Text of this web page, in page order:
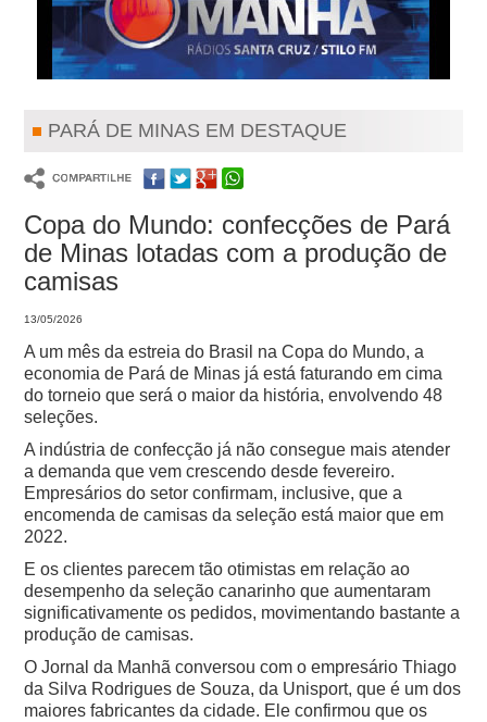
PARÁ DE MINAS EM DESTAQUE
Copa do Mundo: confecções de Pará
de Minas lotadas com a produção de
camisas
13/05/2026
A um mês da estreia do Brasil na Copa do Mundo, a
economia de Pará de Minas já está faturando em cima
do torneio que será o maior da história, envolvendo 48
seleções.
A indústria de confecção já não consegue mais atender
a demanda que vem crescendo desde fevereiro.
Empresários do setor confirmam, inclusive, que a
encomenda de camisas da seleção está maior que em
2022.
E os clientes parecem tão otimistas em relação ao
desempenho da seleção canarinho que aumentaram
significativamente os pedidos, movimentando bastante a
produção de camisas.
O Jornal da Manhã conversou com o empresário Thiago
da Silva Rodrigues de Souza, da Unisport, que é um dos
maiores fabricantes da cidade. Ele confirmou que os